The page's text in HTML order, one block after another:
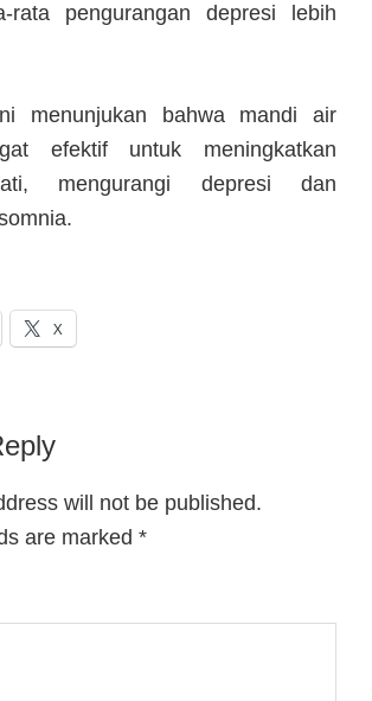
rata pengurangan depresi lebih
menunjukan bahwa mandi air
efektif untuk meningkatkan
mengurangi depresi dan
X
will not be published.
are marked *